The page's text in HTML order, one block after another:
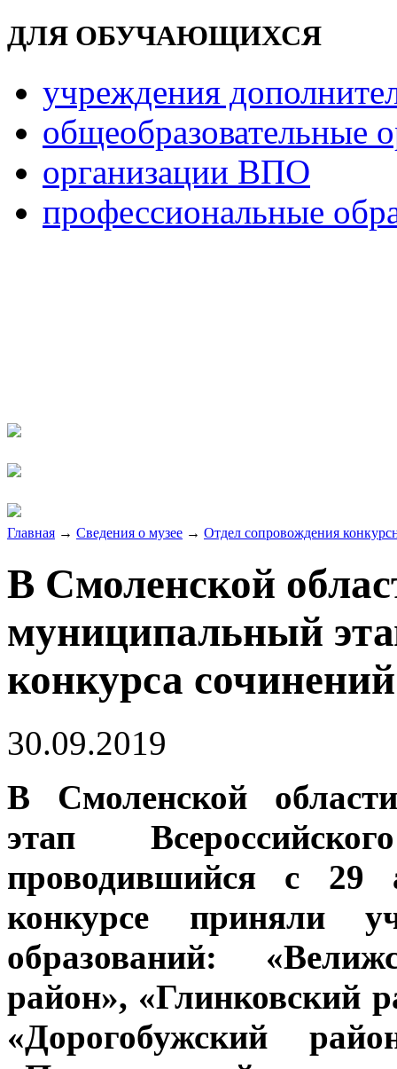
ДЛЯ ОБУЧАЮЩИХСЯ
учреждения
общеобразовательные
организации ВПО
профессиональные
Главная → Сведения о музее → Отдел сопровождения
В Смоленской
муниципальный
конкурса сочинений
30.09.2019
В Смоленской
этап
проводившийся с 29
конкурсе приняли
образований:
район», «Глинковский
«Дорогобужский